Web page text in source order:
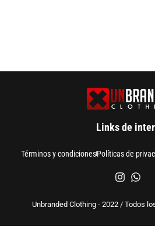
Links de
Términos y condicionesPolíticas de
Unbranded Clothing - 2022 / Todos